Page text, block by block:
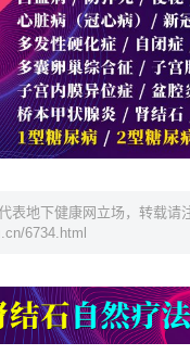
表地下健康网立场，转载请
6734.html